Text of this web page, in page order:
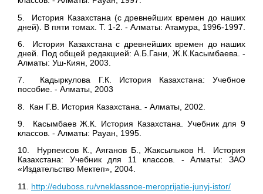
5. История Казахстана (с древнейших времен до наших
дней). В пяти томах. Т. 1-2. - Алматы: Атамура, 1996-1997.
6. История Казахстана с древнейших времен до наших
дней. Под общей редакцией: А.Б.Гани, Ж.К.Касымбаева. -
Алматы: Уш-Киян, 2003.
7. Кадыркулова Г.К. История Казахстана: Учебное
пособие. - Алматы, 2003
8. Кан Г.В. История Казахстана. - Алматы, 2002.
9. Касымбаев Ж.К. История Казахстана. Учебник для 9
классов. - Алматы: Рауан, 1995.
10. Нурпеисов К., Аяганов Б., Жаксылыков Н. История
Казахстана: Учебник для 11 классов. - Алматы: ЗАО
«Издательство Мектеп», 2004.
11. http://eduboss.ru/vneklassnoe-meroprijatie-junyj-istor/